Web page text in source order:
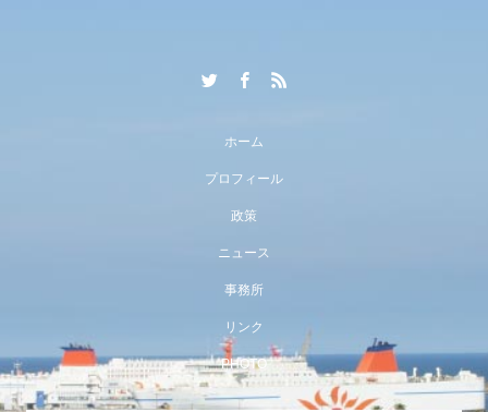
ホーム
プロフィール
政策
ニュース
事務所
リンク
PHOTO